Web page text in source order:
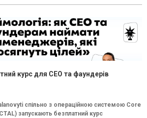
курс для CEO та фаундерів
спільно з операційною системою Core
запускають безплатний курс